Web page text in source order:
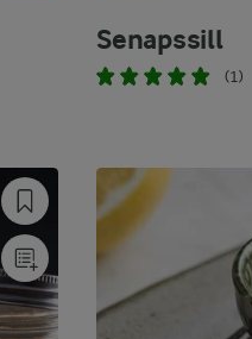
Senapssill
(1)